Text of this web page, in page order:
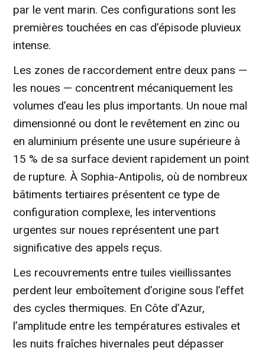
par le vent marin. Ces configurations sont les
premières touchées en cas d’épisode pluvieux
intense.
Les zones de raccordement entre deux pans —
les noues — concentrent mécaniquement les
volumes d’eau les plus importants. Un noue mal
dimensionné ou dont le revêtement en zinc ou
en aluminium présente une usure supérieure à
15 % de sa surface devient rapidement un point
de rupture. À Sophia-Antipolis, où de nombreux
bâtiments tertiaires présentent ce type de
configuration complexe, les interventions
urgentes sur noues représentent une part
significative des appels reçus.
Les recouvrements entre tuiles vieillissantes
perdent leur emboîtement d’origine sous l’effet
des cycles thermiques. En Côte d’Azur,
l’amplitude entre les températures estivales et
les nuits fraîches hivernales peut dépasser